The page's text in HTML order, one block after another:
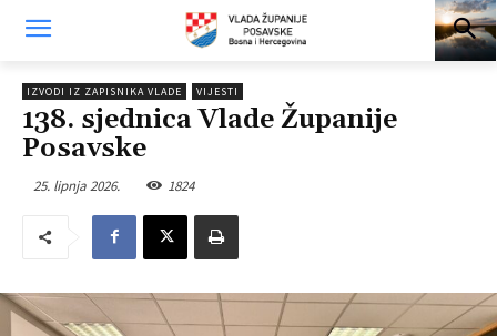
IZVODI IZ ZAPISNIKA VLADE VIJESTI
138. sjednica Vlade Županije
Posavske
25. lipnja 2026. 1824